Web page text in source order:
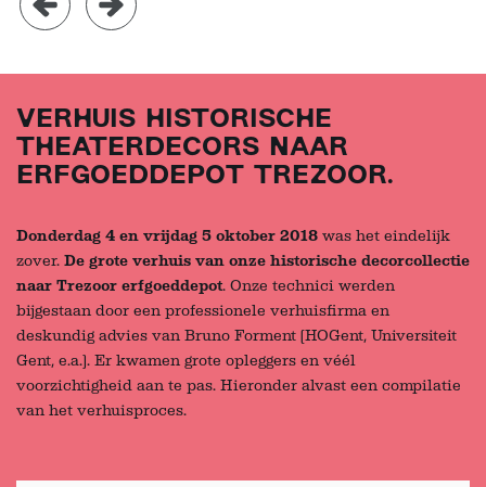
VERHUIS HISTORISCHE
THEATERDECORS NAAR
ERFGOEDDEPOT TREZOOR.
Donderdag 4 en vrijdag 5 oktober 2018 was het eindelijk
zover. De grote verhuis van onze historische decorcollectie
naar Trezoor erfgoeddepot. Onze technici werden
bijgestaan door een professionele verhuisfirma en
deskundig advies van Bruno Forment (HOGent, Universiteit
Gent, e.a.). Er kwamen grote opleggers en véél
voorzichtigheid aan te pas. Hieronder alvast een compilatie
van het verhuisproces.